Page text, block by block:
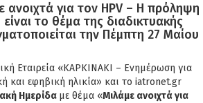
ανοιχτά για τον HPV – H πρόληψη
είναι το θέμα της διαδικτυακής
την Πέμπτη 27 Μαίου
Εταιρεία «ΚΑΡΚΙΝΑΚΙ – Ενημέρωση για
και εφηβική ηλικία» και το iatronet.gr
Ημερίδα με θέμα «Μιλάμε ανοιχτά για